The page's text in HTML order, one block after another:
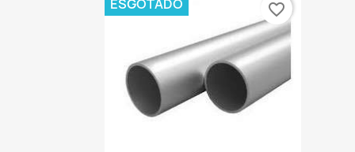
ESGOTADO favorite_border